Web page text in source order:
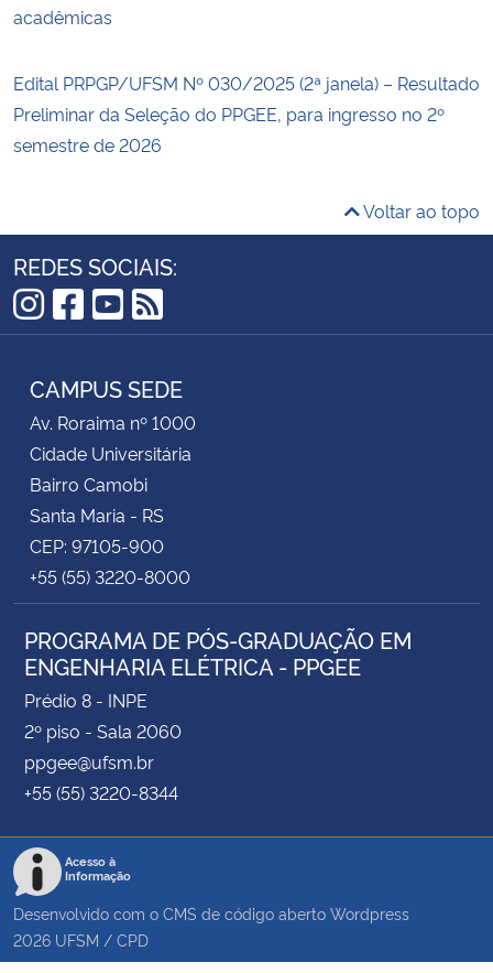
acadêmicas
Edital PRPGP/UFSM Nº 030/2025 (2ª janela) – Resultado
Preliminar da Seleção do PPGEE, para ingresso no 2º
semestre de 2026
Voltar ao topo
REDES SOCIAIS:
Instagram
Facebook
YouTube
RSS
CAMPUS SEDE
Av. Roraima nº 1000
Cidade Universitária
Bairro Camobi
Santa Maria - RS
CEP: 97105-900
+55 (55) 3220-8000
PROGRAMA DE PÓS-GRADUAÇÃO EM
ENGENHARIA ELÉTRICA - PPGEE
Prédio 8 - INPE
2º piso - Sala 2060
ppgee@ufsm.br
+55 (55) 3220-8344
Acesso à
Informação
Desenvolvido com o CMS de código aberto Wordpress
2026 UFSM / CPD